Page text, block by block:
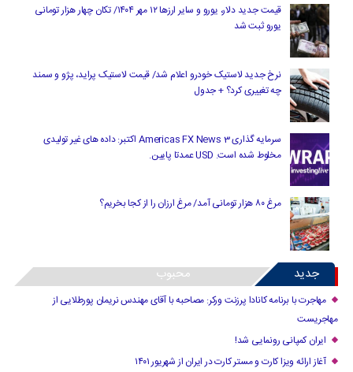
قیمت جدید دلار، یورو و سایر ارزها ۱۲ مهر ۱۴۰۴/ تکان چهار هزار تومانی
یورو ثبت شد
نرخ جدید لاستیک خودرو اعلام شد/ قیمت لاستیک پراید، پژو و سمند
چه تغییری کرد؟ + جدول
سرمایه گذاری Americas FX News 3 اکتبر: داده های غیر تولیدی
مخلوط شده است. USD عمدتا پایین.
مرغ ۸۰ هزار تومانی آمد/ مرغ ارزان را از کجا بخریم؟
جدید محبوب
مهاجرت با برنامه کانادا پرزنت ورکر: مصاحبه با آقای مهندس نریمان پورطلایی از
مهاجریست
ایران کمپانی رونمایی شد!
آغاز ارائه ویزا کارت و مستر کارت در ایران از شهریور ۱۴۰۱